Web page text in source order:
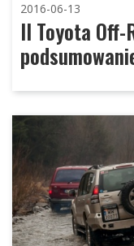
2016-06-13
II Toyota Off-